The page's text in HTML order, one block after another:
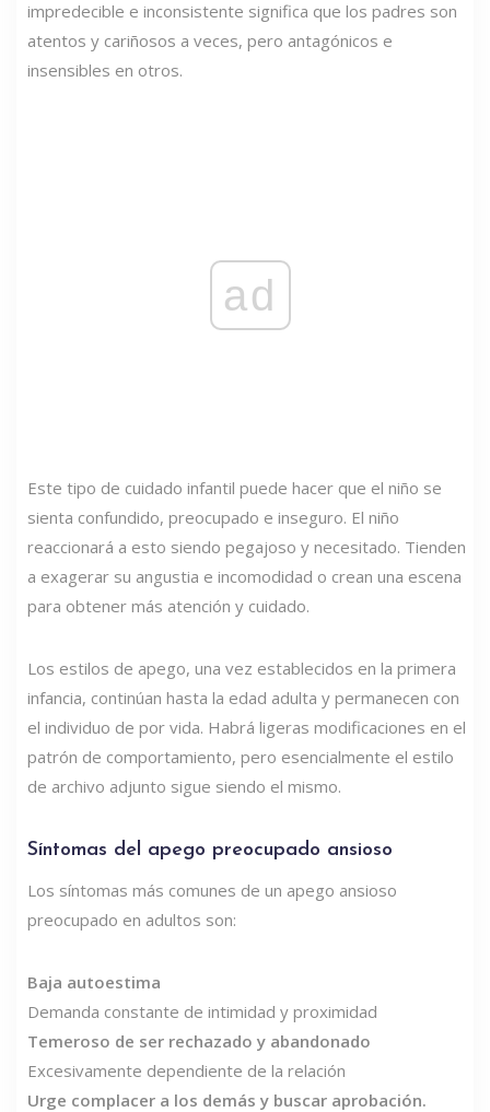
impredecible e inconsistente significa que los padres son
atentos y cariñosos a veces, pero antagónicos e
insensibles en otros.
ad
Este tipo de cuidado infantil puede hacer que el niño se
sienta confundido, preocupado e inseguro. El niño
reaccionará a esto siendo pegajoso y necesitado. Tienden
a exagerar su angustia e incomodidad o crean una escena
para obtener más atención y cuidado.
Los estilos de apego, una vez establecidos en la primera
infancia, continúan hasta la edad adulta y permanecen con
el individuo de por vida. Habrá ligeras modificaciones en el
patrón de comportamiento, pero esencialmente el estilo
de archivo adjunto sigue siendo el mismo.
Síntomas del apego preocupado ansioso
Los síntomas más comunes de un apego ansioso
preocupado en adultos son:
Baja autoestima
Demanda constante de intimidad y proximidad
Temeroso de ser rechazado y abandonado
Excesivamente dependiente de la relación
Urge complacer a los demás y buscar aprobación.